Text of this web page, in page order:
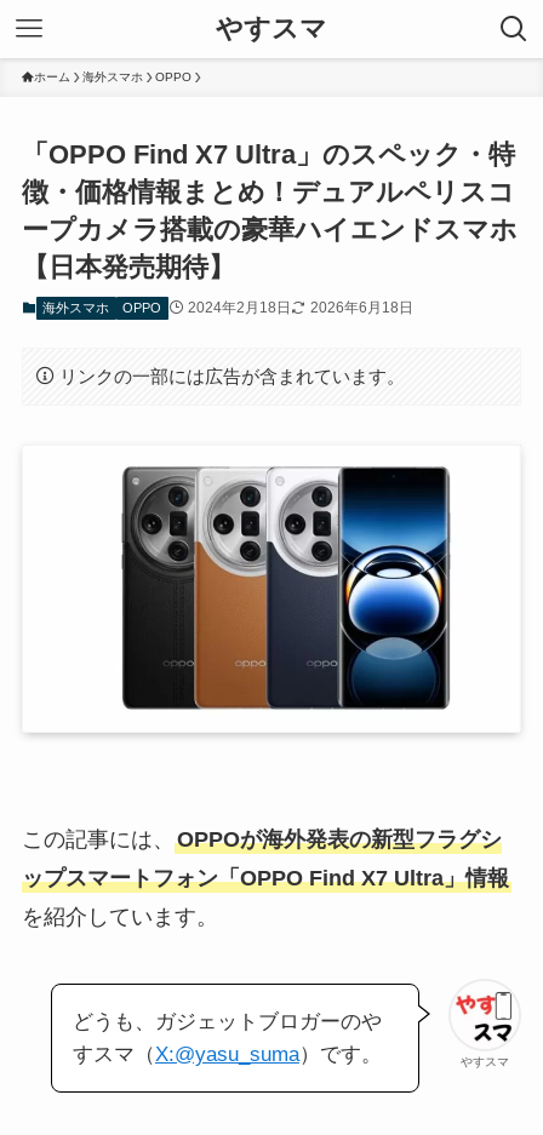
やすスマ
ホーム 海外スマホ OPPO
「OPPO Find X7 Ultra」のスペック・特
徴・価格情報まとめ！デュアルペリスコ
ープカメラ搭載の豪華ハイエンドスマホ
【日本発売期待】
海外スマホ OPPO 2024年2月18日 2026年6月18日
リンクの一部には広告が含まれています。
この記事には、 OPPOが海外発表の新型フラグシ
ップスマートフォン「OPPO Find X7 Ultra」情報
を紹介しています。
やすスマ
どうも、ガジェットブロガーのや
すスマ（X:@yasu_suma）です。